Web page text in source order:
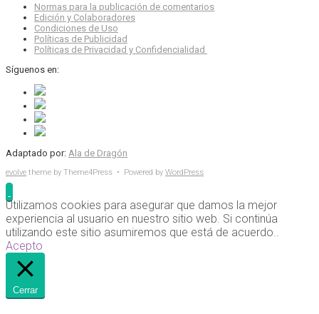
Normas para la publicación de comentarios
Edición y Colaboradores
Condiciones de Uso
Políticas de Publicidad
Políticas de Privacidad y Confidencialidad
Síguenos en:
Adaptado por: Ala de Dragón
evolve theme by Theme4Press • Powered by WordPress
Utilizamos cookies para asegurar que damos la mejor
experiencia al usuario en nuestro sitio web. Si continúa
utilizando este sitio asumiremos que está de acuerdo..
Acepto
Cerrar